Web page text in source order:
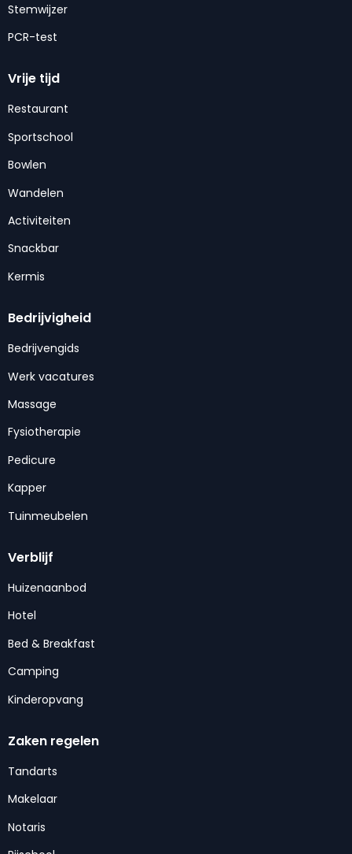
Stemwijzer
PCR-test
Vrije tijd
Restaurant
Sportschool
Bowlen
Wandelen
Activiteiten
Snackbar
Kermis
Bedrijvigheid
Bedrijvengids
Werk vacatures
Massage
Fysiotherapie
Pedicure
Kapper
Tuinmeubelen
Verblijf
Huizenaanbod
Hotel
Bed & Breakfast
Camping
Kinderopvang
Zaken regelen
Tandarts
Makelaar
Notaris